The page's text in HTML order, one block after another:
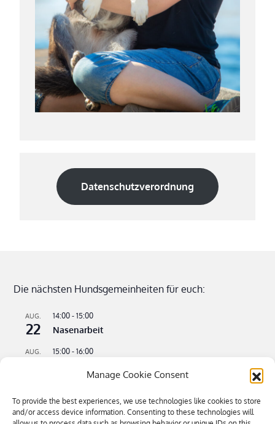
Manage Cookie Consent
To provide the best experiences, we use technologies like cookies to store
and/or access device information. Consenting to these technologies will
Datenschutzverordnung
Die nächsten Hundsgemeinheiten für euch:
AUG.
22
14:00 -15:00
Nasenarbeit
AUG. 15:00 -16:00
23 Flusswandern – kühle Pfoten an heißen Tagen